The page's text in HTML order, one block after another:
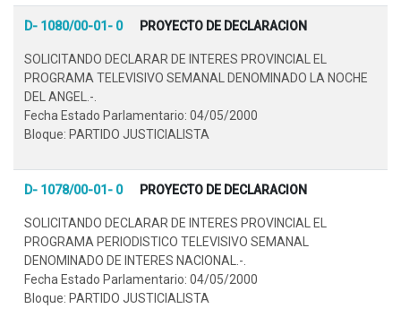
D- 1080/00-01- 0 PROYECTO DE DECLARACION
SOLICITANDO DECLARAR DE INTERES PROVINCIAL EL
PROGRAMA TELEVISIVO SEMANAL DENOMINADO LA NOCHE
DEL ANGEL.-.
Fecha Estado Parlamentario: 04/05/2000
Bloque: PARTIDO JUSTICIALISTA
D- 1078/00-01- 0 PROYECTO DE DECLARACION
SOLICITANDO DECLARAR DE INTERES PROVINCIAL EL
PROGRAMA PERIODISTICO TELEVISIVO SEMANAL
DENOMINADO DE INTERES NACIONAL.-.
Fecha Estado Parlamentario: 04/05/2000
Bloque: PARTIDO JUSTICIALISTA